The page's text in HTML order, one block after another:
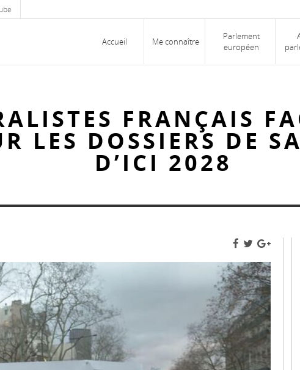
Accueil Me connaître
Parlement
européen
FRANÇAIS
LES DOSSIERS DE
D’ICI 2028